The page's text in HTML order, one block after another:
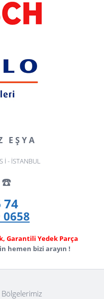
E Ş Y A
İ - İSTANBUL
☎️
74
0658
Garantili Yedek Parça
hemen bizi arayın !
Bölgelerimiz